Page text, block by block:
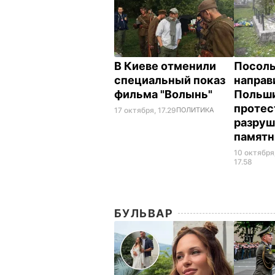
В Киеве отменили
специальный показ
фильма "Волынь"
17 октября, 17.29ПОЛИТИКА
10 октября,
17.58
БУЛЬВАР